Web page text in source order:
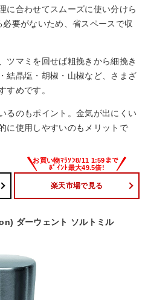
に合わせてスムーズに使い分けら
要がないため、省スペースで収
ツマミを回せば粗挽きから細挽き
結晶塩・胡椒・山椒など、さまざ
すめです。
るのもポイント。金気が出にくい
に使用しやすいのもメリットで
楽天市場で見る
ダーウェント ソルトミル